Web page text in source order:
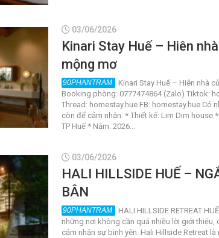
03/06/2026
Kinari Stay Huế – Hiên
mộng mơ
Kinari Stay Huế – Hiên nhà
Booking phòng: 0777474864 (Zalo) Tiktok:
Thread: homestay.hue FB: homestay.hue Có
còn để cảm nhận. * Thiết kế: Lim Dim house
TP Huế * Năm: 2026...
03/06/2026
HALI HILLSIDE HUẾ –
BÂN
HALI HILLSIDE RETREAT
những nơi không cần quá nhiều lời giới thiệu,
cảm nhận sự bình yên. Hali Hillside Retreat